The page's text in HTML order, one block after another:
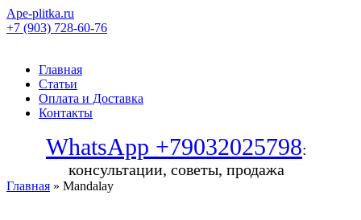
Ape-plitka.ru
+7 (903) 728-60-76
Главная
Статьи
Оплата и Доставка
Контакты
WhatsApp +79032025798:
консультации, советы, продажа
Главная » Mandalay